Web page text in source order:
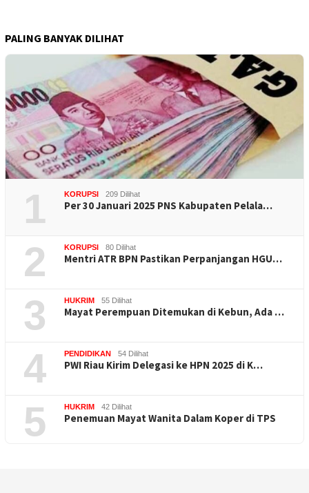
PALING BANYAK DILIHAT
1 KORUPSI 209 Dilihat
Per 30 Januari 2025 PNS Kabupaten Pelala…
2 KORUPSI 80 Dilihat
Mentri ATR BPN Pastikan Perpanjangan HGU…
3 HUKRIM 55 Dilihat
Mayat Perempuan Ditemukan di Kebun, Ada …
4 PENDIDIKAN 54 Dilihat
PWI Riau Kirim Delegasi ke HPN 2025 di K…
5 HUKRIM 42 Dilihat
Penemuan Mayat Wanita Dalam Koper di TPS